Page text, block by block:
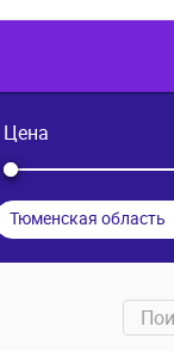
Цена
Тюменская область